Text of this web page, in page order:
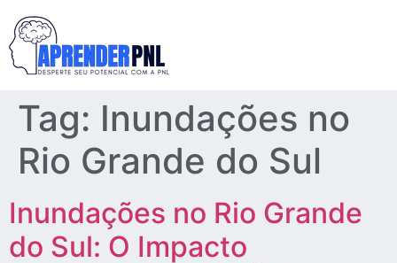
Tag: Inundações no
Rio Grande do Sul
Inundações no Rio Grande
do Sul: O Impacto